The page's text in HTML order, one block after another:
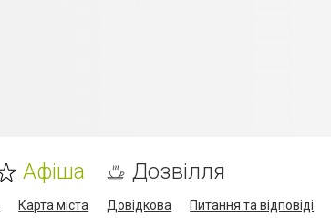
Афіша Дозвілля
Карта міста Довідкова Питання та відповіді